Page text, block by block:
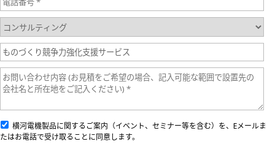
横河電機製品に関するご案内（イベント、セミナー等を含む）を、Eメールま
たはお電話で受け取ることに同意します。